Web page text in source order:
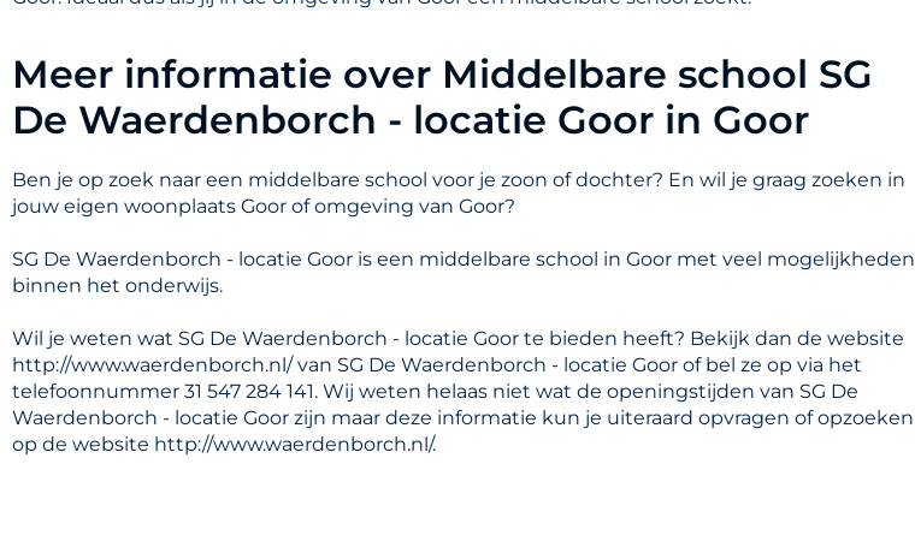
Meer informatie over Middelbare school SG
De Waerdenborch - locatie Goor in Goor
Ben je op zoek naar een middelbare school voor je zoon of dochter? En wil je graag zoeken in
jouw eigen woonplaats Goor of omgeving van Goor?
SG De Waerdenborch - locatie Goor is een middelbare school in Goor met veel mogelijkheden
binnen het onderwijs.
Wil je weten wat SG De Waerdenborch - locatie Goor te bieden heeft? Bekijk dan de website
http://www.waerdenborch.nl/ van SG De Waerdenborch - locatie Goor of bel ze op via het
telefoonnummer 31 547 284 141. Wij weten helaas niet wat de openingstijden van SG De
Waerdenborch - locatie Goor zijn maar deze informatie kun je uiteraard opvragen of opzoeken
op de website http://www.waerdenborch.nl/.